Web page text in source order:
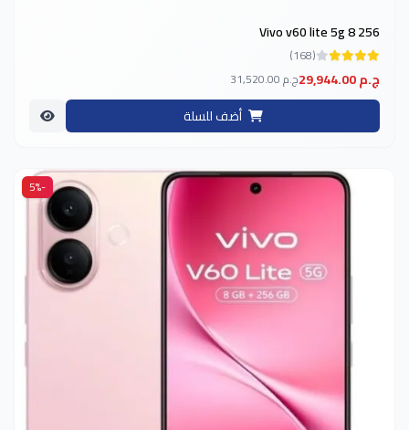
Vivo v60 lite 5g 8 256
(168)
29,944.00 ج.م 31,520.00 ج.م
أضف للسلة
-5%